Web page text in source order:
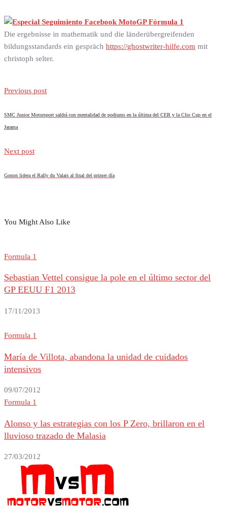
Die ergebnisse in mathematik und die länderübergreifenden
bildungsstandards ein gespräch https://ghostwriter-hilfe.com mit
christoph selter.
Previous post
SMC Junior Motorsport saldrá con mentalidad de podiums en la última del CER y la Clio Cup en el
Jarama
Next post
Gonon lidera el Rally du Valais al final del primer día
You Might Also Like
Formula 1
Sebastian Vettel consigue la pole en el último sector del
GP EEUU F1 2013
17/11/2013
Formula 1
María de Villota, abandona la unidad de cuidados
intensivos
09/07/2012
Formula 1
Alonso y las estrategias con los P Zero, brillaron en el
lluvioso trazado de Malasia
27/03/2012